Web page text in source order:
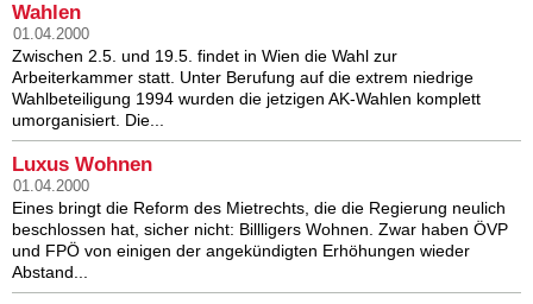
Wahlen
01.04.2000
Zwischen 2.5. und 19.5. findet in Wien die Wahl zur
Arbeiterkammer statt. Unter Berufung auf die extrem niedrige
Wahlbeteiligung 1994 wurden die jetzigen AK-Wahlen komplett
umorganisiert. Die...
Luxus Wohnen
01.04.2000
Eines bringt die Reform des Mietrechts, die die Regierung neulich
beschlossen hat, sicher nicht: Billligers Wohnen. Zwar haben ÖVP
und FPÖ von einigen der angekündigten Erhöhungen wieder
Abstand...